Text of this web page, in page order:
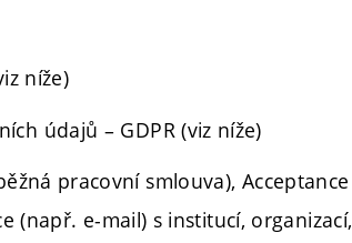
níže)
údajů – GDPR (viz níže)
pracovní smlouva), Acceptance
(např. e-mail) s institucí, organizací,